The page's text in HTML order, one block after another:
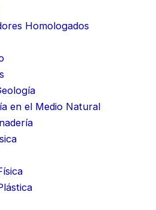
Homologados
en el Medio Natural